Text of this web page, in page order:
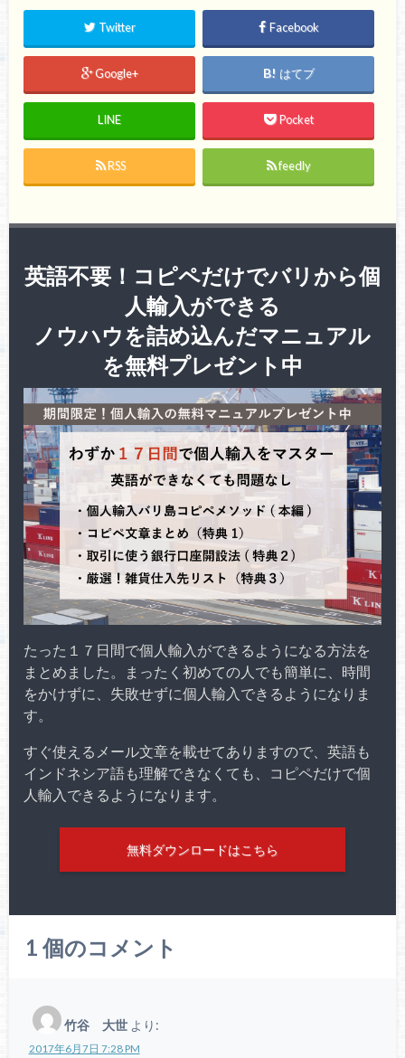
Twitter Facebook
Google+ はてブ
LINE Pocket
RSS feedly
英語不要！コピペだけでバリから個
人輸入ができる
ノウハウを詰め込んだマニュアル
を無料プレゼント中
たった１７日間で個人輸入ができるようになる方法を
まとめました。まったく初めての人でも簡単に、時間
をかけずに、失敗せずに個人輸入できるようになりま
す。
すぐ使えるメール文章を載せてありますので、英語も
インドネシア語も理解できなくても、コピペだけで個
人輸入できるようになります。
無料ダウンロードはこちら
1 個のコメント
竹谷 大世 より:
2017年6月7日 7:28 PM